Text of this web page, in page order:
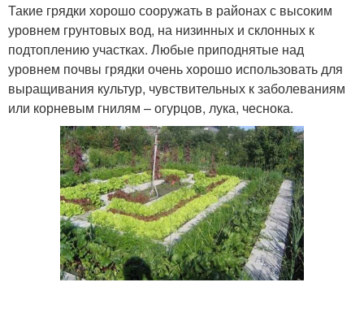
Такие грядки хорошо сооружать в районах с высоким
уровнем грунтовых вод, на низинных и склонных к
подтоплению участках. Любые приподнятые над
уровнем почвы грядки очень хорошо использовать для
выращивания культур, чувствительных к заболеваниям
или корневым гнилям – огурцов, лука, чеснока.